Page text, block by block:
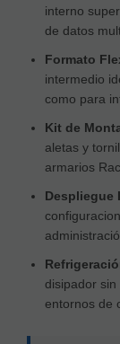
interno
de datos
Formato
intermedio
como para
Kit de
aletas y
armarios
Despliegue
disipador
entornos de